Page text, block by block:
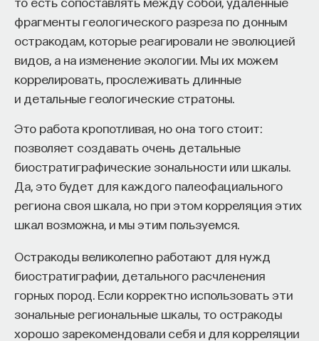
фрагменты геологического разреза по донным
остракодам, которые реагировали не эволюцией
видов, а на изменение экологии. Мы их можем
коррелировать, прослеживать длинные
и детальные геологические стратоны.
Это работа кропотливая, но она того стоит:
позволяет создавать очень детальные
биостратиграфические зональности или шкалы.
Да, это будет для каждого палеофациального
региона своя шкала, но при этом корреляция этих
шкал возможна, и мы этим пользуемся.
Остракоды великолепно работают для нужд
биостратиграфии, детального расчленения
горных пород. Если корректно использовать эти
зональные региональные шкалы, то остракоды
хорошо зарекомендовали себя и для корреляции